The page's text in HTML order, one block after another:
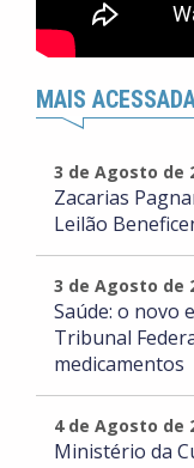
MAIS
3 de Agosto de
Zacarias
Leilão
3 de Agosto de
Saúde: o novo
Tribunal
medicamentos
4 de Agosto de
Ministério da